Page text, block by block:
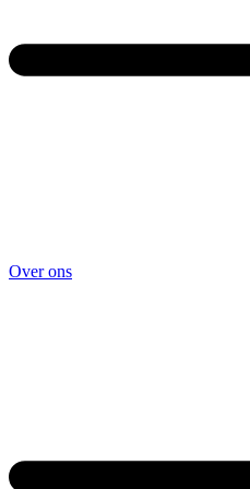
Over ons